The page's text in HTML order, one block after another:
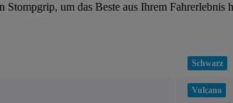
um das Beste aus Ihrem Fahrerlebnis
Schwarz
Vulcano